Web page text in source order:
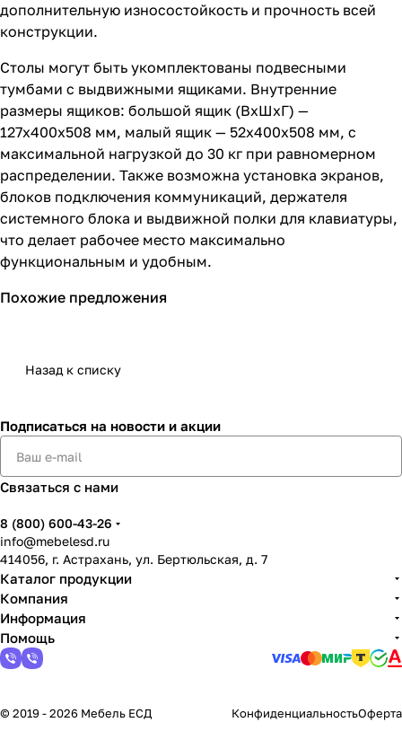
дополнительную износостойкость и прочность всей
конструкции.
Столы могут быть укомплектованы подвесными
тумбами с выдвижными ящиками. Внутренние
размеры ящиков: большой ящик (ВхШхГ) —
127х400х508 мм, малый ящик — 52х400х508 мм, с
максимальной нагрузкой до 30 кг при равномерном
распределении. Также возможна установка экранов,
блоков подключения коммуникаций, держателя
системного блока и выдвижной полки для клавиатуры,
что делает рабочее место максимально
функциональным и удобным.
Похожие предложения
Назад к списку
Подписаться на новости и акции
Связаться с нами
8 (800) 600-43-26
info@mebelesd.ru
414056, г. Астрахань, ул. Бертюльская, д. 7
Каталог продукции
Компания
Информация
Помощь
© 2019 - 2026 Мебель ЕСД КонфиденциальностьОферта